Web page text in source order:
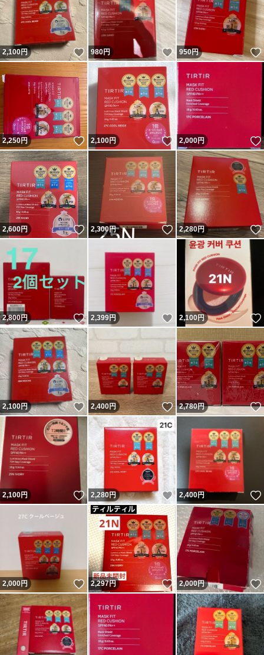
2,100円 いいね！
980円 いいね！
950円
2,250円 いいね！
2,100円 いいね！
2,000円
2,600円 いいね！
2,300円 いいね！
2,280円
2,800円 いいね！
2,399円 いいね！
2,100円
2,100円 いいね！
2,400円 いいね！
2,780円
2,100円 いいね！
2,280円 いいね！
2,400円
2,000円 いいね！
2,297円 いいね！
2,000円